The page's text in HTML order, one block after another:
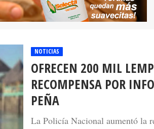
NOTICIAS
OFRECEN 200 MIL
RECOMPENSA POR
PEÑA
La Policía Nacional aumentó la